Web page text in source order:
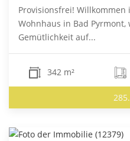
Provisionsfrei!
Wohnhaus in Bad Pyrmont,
Gemütlichkeit auf...
342 m²